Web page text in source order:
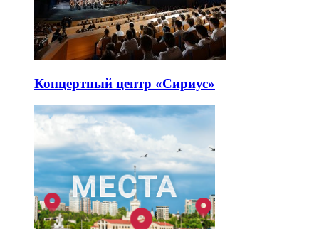
Концертный центр «Сириус»